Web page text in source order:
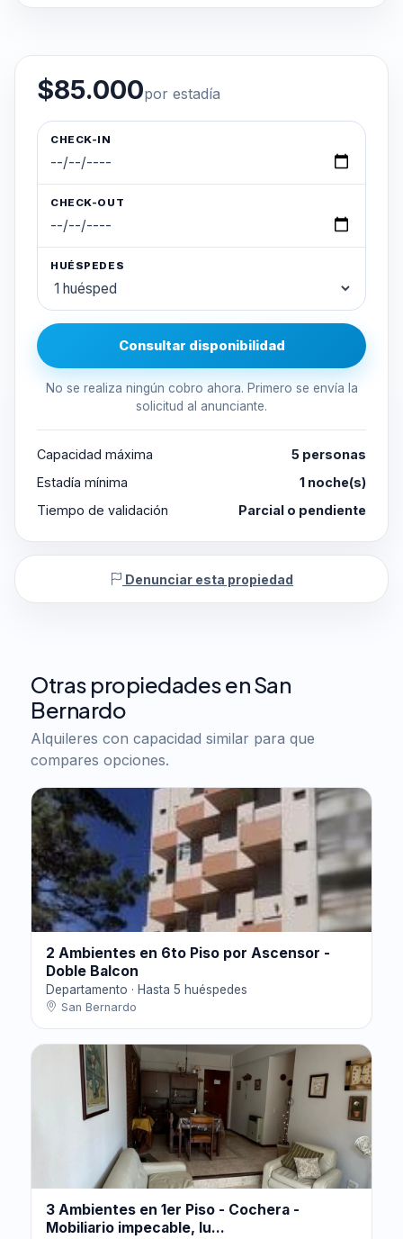
$85.000por estadía
CHECK-IN
CHECK-OUT
HUÉSPEDES
Consultar disponibilidad
No se realiza ningún cobro ahora. Primero se envía la
solicitud al anunciante.
Capacidad máxima
5 personas
Estadía mínima
1 noche(s)
Tiempo de validación
Parcial o pendiente
Denunciar esta propiedad
Otras propiedades en San
Bernardo
Alquileres con capacidad similar para que
compares opciones.
2 Ambientes en 6to Piso por Ascensor -
Doble Balcon
Departamento · Hasta 5 huéspedes
San Bernardo
3 Ambientes en 1er Piso - Cochera -
Mobiliario impecable, lu...